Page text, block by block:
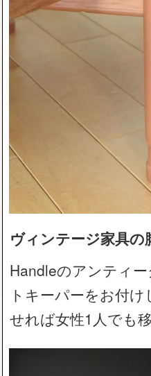
ヴィンテージ家具の
Handleのアンティ
トキーパーをお付
せれば女性1人でも